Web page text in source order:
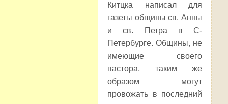
Китцка написал для
газеты общины св. Анны
и св. Петра в С-
Петербурге. Общины, не
имеющие своего
пастора, таким же
образом могут
провожать в последний